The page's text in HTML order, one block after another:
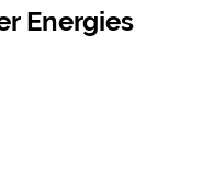
Energies